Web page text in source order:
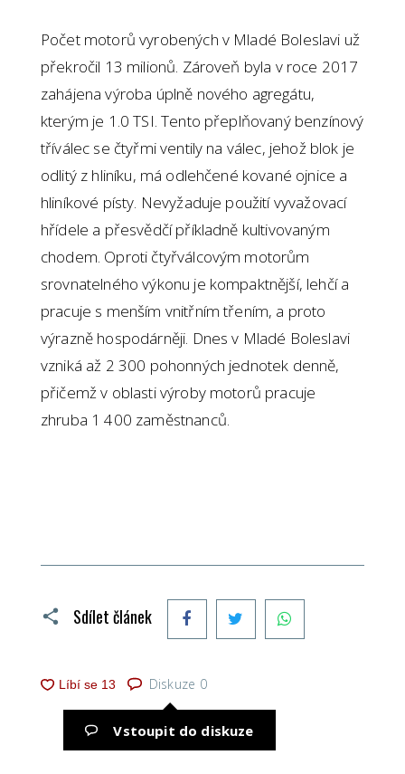
Počet motorů vyrobených v Mladé Boleslavi už
překročil 13 milionů. Zároveň byla v roce 2017
zahájena výroba úplně nového agregátu,
kterým je 1.0 TSI. Tento přeplňovaný benzínový
tříválec se čtyřmi ventily na válec, jehož blok je
odlitý z hliníku, má odlehčené kované ojnice a
hliníkové písty. Nevyžaduje použití vyvažovací
hřídele a přesvědčí příkladně kultivovaným
chodem. Oproti čtyřválcovým motorům
srovnatelného výkonu je kompaktnější, lehčí a
pracuje s menším vnitřním třením, a proto
výrazně hospodárněji. Dnes v Mladé Boleslavi
vzniká až 2 300 pohonných jednotek denně,
přičemž v oblasti výroby motorů pracuje
zhruba 1 400 zaměstnanců.
Sdílet článek FacebookTwitter
Diskuze 0
Vstoupit do diskuze